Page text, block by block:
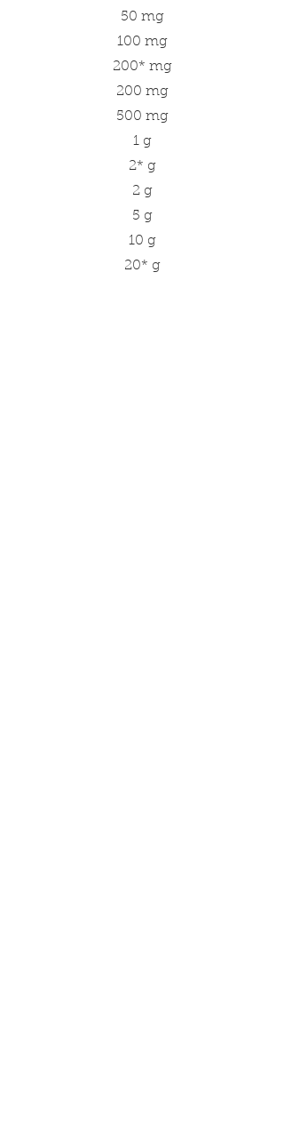
50 mg
100 mg
200* mg
200 mg
500 mg
1 g
2* g
2 g
5 g
10 g
20* g